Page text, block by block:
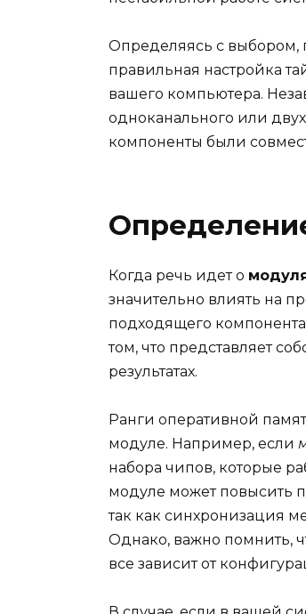
Определяясь с выбором,
правильная настройка
вашего компьютера.
одноканального или
компоненты были
Когда речь идет о
значительно влиять на
подходящего
том, что представляет
результатах.
Ранги оперативной
модуле. Например, если
набора чипов, которые
модуле может повысить
так как синхронизация
Однако, важно помнить,
все зависит от